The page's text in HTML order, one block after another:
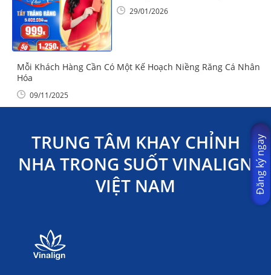
29/01/2026
Mỗi Khách Hàng Cần Có Một Kế Hoạch Niềng Răng Cá Nhân
Hóa
09/11/2025
TRUNG TÂM KHAY CHỈNH
NHA TRONG SUỐT VINALIGN
VIỆT NAM
Đăng ký ngay